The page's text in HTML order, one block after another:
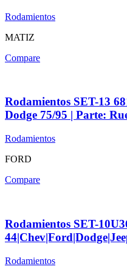
Rodamientos
MATIZ
Compare
Rodamientos SET-13
Dodge 75/95 | Parte:
Rodamientos
FORD
Compare
Rodamientos SET-
Rodamientos